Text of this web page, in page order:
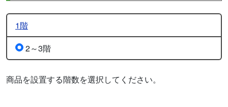
商品を設置する階数を選択してください。
1階
2～3階